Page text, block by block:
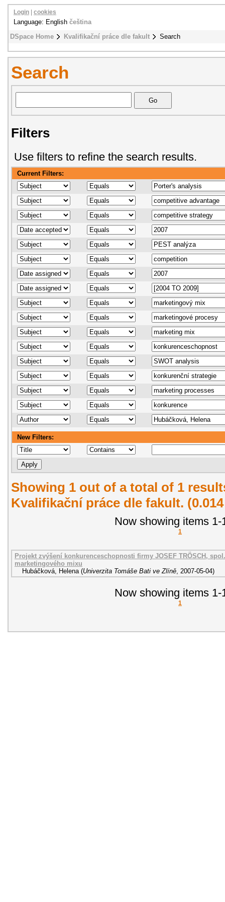
DSpace Home Kvalifikační práce dle fakult Search
Login cookies
Language: English čeština
Search
Filters
Use filters to refine the search results.
Current Filters:
New Filters:
Showing 1 out of a total of 1
Kvalifikační práce dle fakult.
Now showing items 1-
1
Projekt zvýšení konkurenceschopnosti firmy JOSEF TRÖSCH,
marketingového mixu
Hubáčková, Helena (Univerzita Tomáše Bati ve Zlíně 2007-05-04)
Now showing items 1-
1